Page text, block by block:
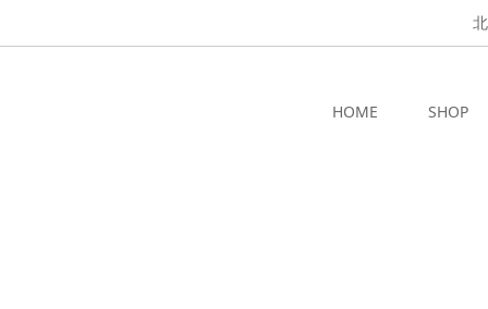
HOME SHOP